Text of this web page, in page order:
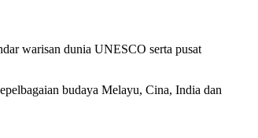
warisan dunia UNESCO serta pusat
budaya Melayu, Cina, India dan